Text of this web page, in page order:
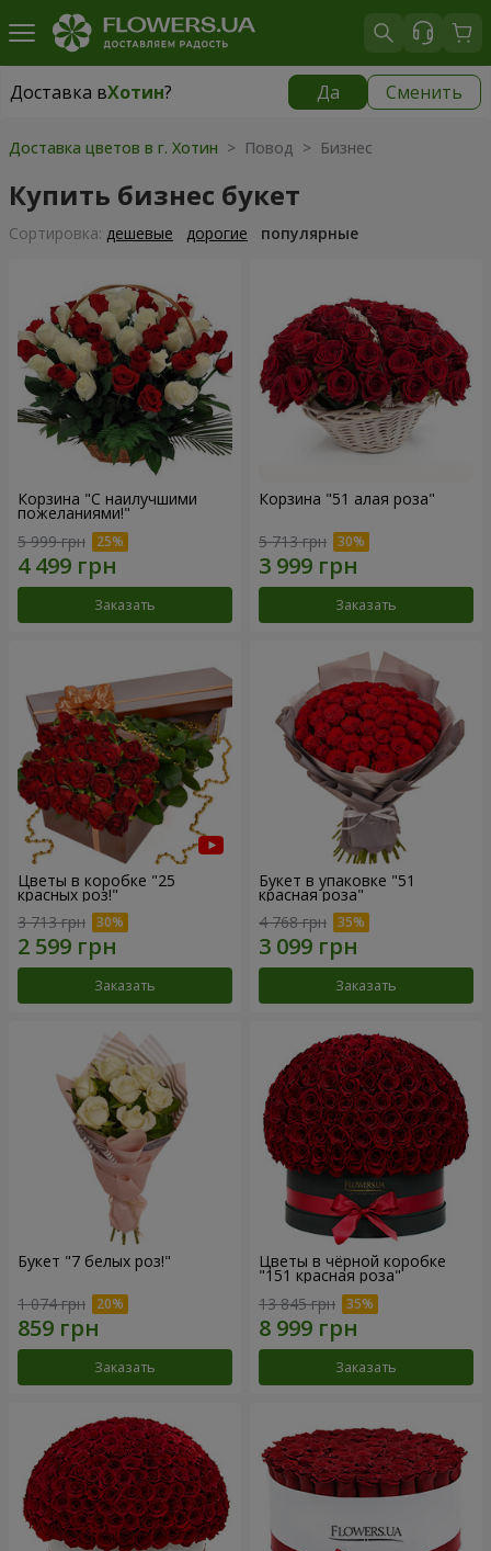
Доставка вХотин? Да Сменить
Доставка вХотин|
Доставка цветов в г. Хотин > Повод > Бизнес
Купить бизнес букет
Cортировка: дешевые дорогие популярные
Корзина "С наилучшими
пожеланиями!"
5 999 грн
Заказать
Корзина "51 алая роза"
5 713 грн
Заказать
Цветы в коробке "25
красных роз!"
3 713 грн
Заказать
Букет в упаковке "51
красная роза"
4 768 грн
Заказать
Букет "7 белых роз!"
1 074 грн
Заказать
Цветы в чёрной коробке
"151 красная роза"
13 845 грн
Заказать